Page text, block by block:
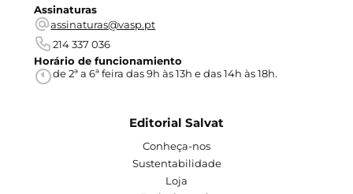
Assinaturas
assinaturas@vasp.pt
214 337 036
Horário de funcionamiento
de 2ª a 6ª feira das 9h às 13h e das 14h às 18h.
Editorial Salvat
Conheça-nos
Sustentabilidade
Loja